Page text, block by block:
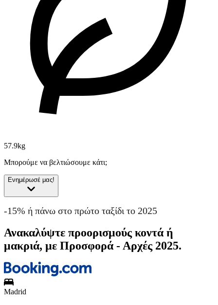
57.9kg
Μπορούμε να βελτιώσουμε κάτι;
Ενημέρωσέ μας!
-15% ή πάνω στο πρώτο ταξίδι το 2025
Ανακαλύψτε προορισμούς κοντά ή
μακριά, με Προσφορά - Αρχές 2025.
Madrid